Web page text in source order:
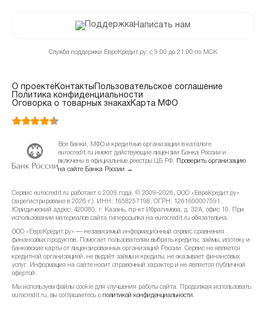
Написать нам
Служба поддержки ЕвроКредит.ру: с 9:00 до 21:00 по МСК
О проектеКонтакты Пользовательское соглашение
Политика конфиденциальности
Оговорка о товарных знакахКарта МФО
Все банки, МФО и кредитные организации в каталоге
eurocredit.ru имеют действующие лицензии Банка России и
включены в официальные реестры ЦБ РФ.
Проверить организацию
на сайте Банка России →
Сервис eurocredit.ru работает с 2009 года. © 2009–2026, ООО «ЕвроКредит.ру»
(зарегистрировано в 2026 г.). ИНН: 1658257198, ОГРН: 1261600007591.
Юридический адрес: 420080, г. Казань, пр-кт Ибрагимова, д. 32А, офис 10. При
использовании материалов сайта гиперссылка на eurocredit.ru обязательна.
ООО «ЕвроКредит.ру» — независимый информационный сервис сравнения
финансовых продуктов. Помогает пользователям выбрать кредиты, займы, ипотеку и
банковские карты от лицензированных организаций России. Сервис не является
кредитной организацией, не выдаёт займы и кредиты, не оказывает финансовых
услуг. Информация на сайте носит справочный характер и не является публичной
офертой.
Мы используем файлы cookie для улучшения работы сайта. Продолжая использовать
eurocredit.ru, вы соглашаетесь с политикой конфиденциальности